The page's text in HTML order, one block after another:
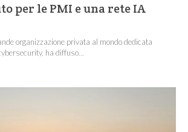
per le PMI e una rete IA
organizzazione privata al mondo dedicata
ha diffuso...